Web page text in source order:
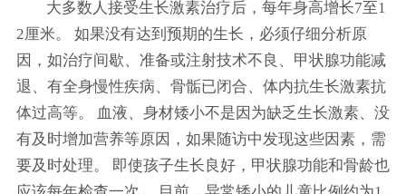
大多数人接受生长激素治疗后，每年身高增长7至1
2厘米。 如果没有达到预期的生长，必须仔细分析原
因，如治疗间歇、准备或注射技术不良、甲状腺功能减
退、有全身慢性疾病、骨骺已闭合、体内抗生长激素抗
体过高等。 血液、身材矮小不是因为缺乏生长激素、没
有及时增加营养等原因，如果随访中发现这些因素，需
要及时处理。 即使孩子生长良好，甲状腺功能和骨龄也